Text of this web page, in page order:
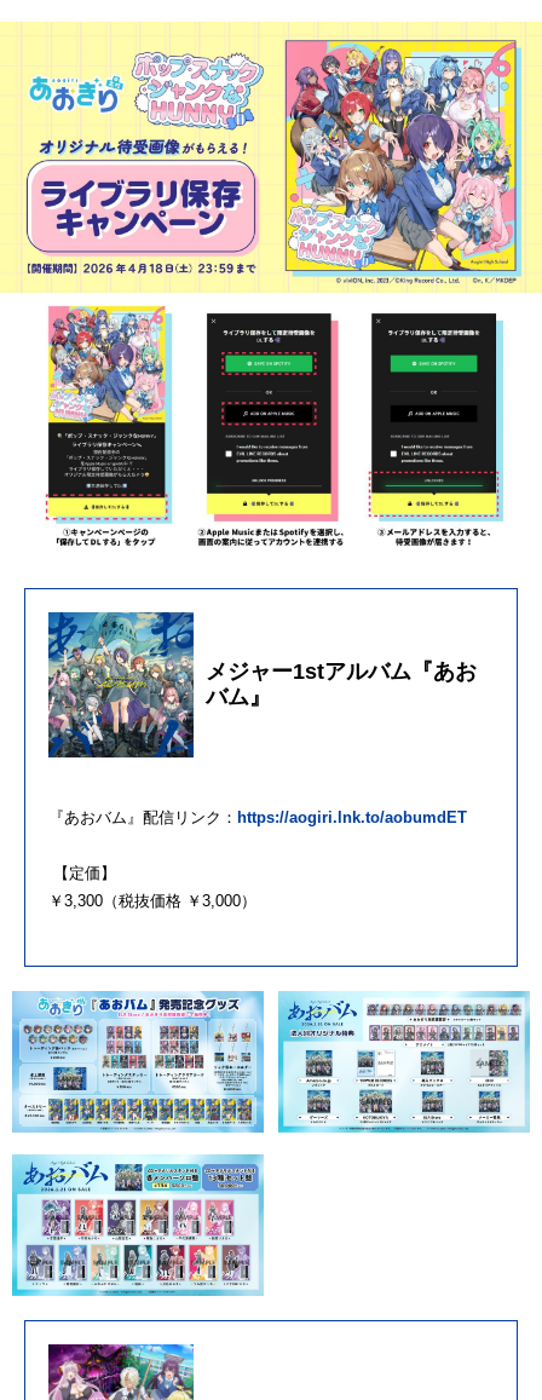
メジャー1stアルバム『あお
バム』
『あおバム』配信リンク： https://aogiri.lnk.to/aobumdET
【定価】
￥3,300（税抜価格 ￥3,000）